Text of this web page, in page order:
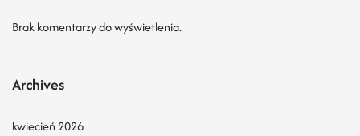
Brak komentarzy do wyświetlenia.
Archives
kwiecień 2026